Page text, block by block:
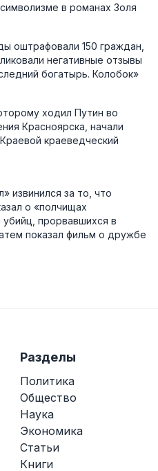
в романах Золя
оштрафовали 150 граждан,
негативные отзывы
богатырь. Колобок»
ходил Путин во
Красноярска, начали
краеведческий
извинился за то, что
о «полчищах
убийц, прорвавшихся в
показал фильм о дружбе
Разделы
Политика
Общество
Наука
Экономика
Статьи
Книги